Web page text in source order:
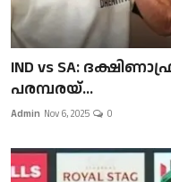
IND vs SA:
പരമ്പരയ്...
Admin Nov 6, 2025 0